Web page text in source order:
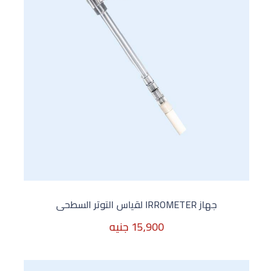
جهاز IRROMETER لقياس التوتر السطحى
15,900 جنيه